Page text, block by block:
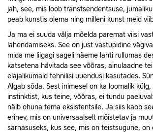
jah, see, mis loob transtsendentsuse,
peab kunstis olema ning milleni kunst meid
Ja ma ei suuda välja mõelda paremat viisi
lahendamiseks. See on just vastupidine
mida me liigagi sageli näeme lahti rullumas
katsetena hävitada see võõras, ainulaadne
elajalikumaid tehnilisi uuendusi kasutades.
Algab sõda. Sest inimesel on ka loomalik külg,
instinktist, kus teine, võõras, ei tundu
näib ohuna tema eksistentsile. Ja siis kaob
erinev, mis on universaalselt mõistetav ja
sarnasuseks, kus see, mis on teistsugune, on